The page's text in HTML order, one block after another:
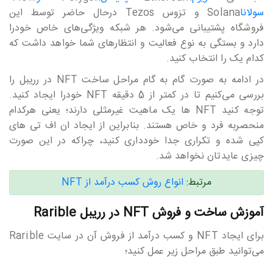
سولانا
Solana و تزوس Tezos درحال حاضر توسط این
فروشگاه پشتیبانی می‎‎‎‎‎‎شود. هر شبکه ویژگی‎‎‎‎‎‎های خاص خودرا
دارد و بستگی به نوع فعالیت و انتظار‎‎‎‎‎‎های شما خواهد داشت که
کدام یک را انتخاب کنید.
در ادامه به صورت گام به گام مراحل ساخت NFT در رریبل را
بررسی می‎‎‎‎‎‎کنیم تا در کمتر از 5 دقیقه NFT خودرا ایجاد کنید.
توجه کنید NFT ها یک ماهیت غیرمثلی دارند؛ یعنی هرکدام
منحصربه فرد و خاص هستند. بنابراین از ایجاد ان اف تی های
کپی شده و تکراری جدا خودداری کنید، چراکه در این صورت
چیزی عایدتان نخواهد شد.
مرتبط: انواع روش کسب درآمد از NFT
آموزش ساخت و فروش NFT در رریبل Rarible
برای ایجاد NFT و کسب درآمد از فروش آن در سایت Rarible
می‎‎‎‎‎‎توانید طبق مراحل زیر عمل کنید؛